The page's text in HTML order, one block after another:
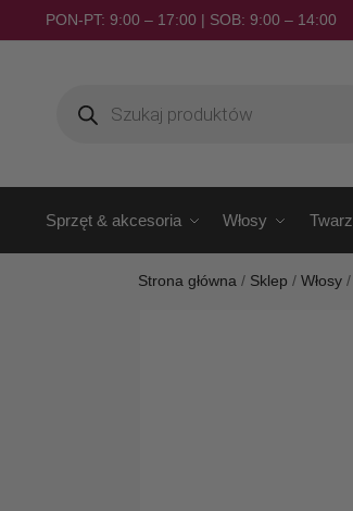
PON-PT: 9:00 – 17:00 | SOB: 9:00 – 14:00
Sprzęt & akcesoria Włosy Twarz
Strona główna / Sklep /Włosy /